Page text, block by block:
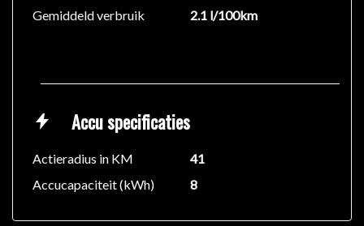
Gemiddeld verbruik
2.1 l/100km
Accu specificaties
Actieradius in KM
41
Accucapaciteit (kWh)
8